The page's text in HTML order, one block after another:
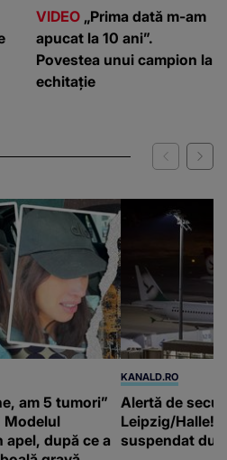
VIDEO „Prima dată m-am
apucat la 10 ani”.
Povestea unui campion la
echitație
am 5 tumori”
Modelul
după ce a
KANALD.RO
Alertă de
Leipzig/Halle!
suspendat